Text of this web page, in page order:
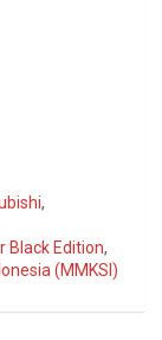
,
Black Edition,
(MMKSI)